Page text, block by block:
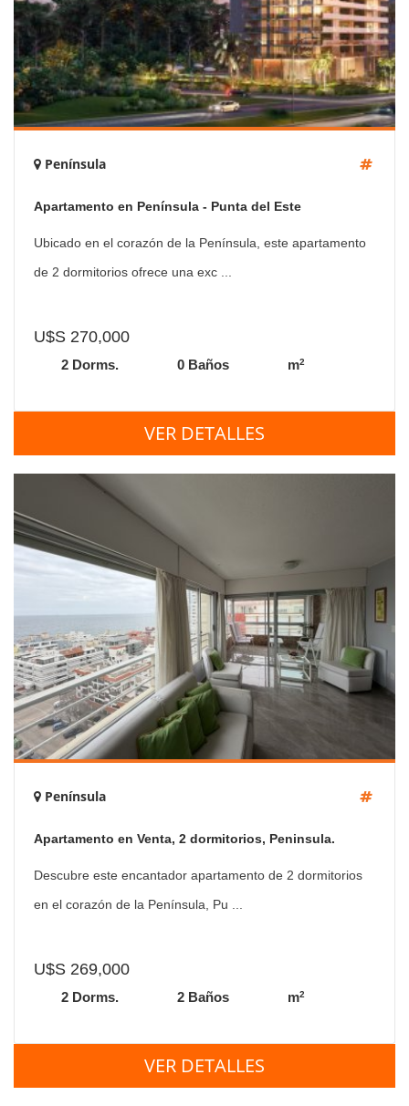
Península
Apartamento en Península - Punta del Este
Ubicado en el corazón de la Península, este apartamento
de 2 dormitorios ofrece una exc ...
U$S 270,000
2 Dorms. 0 Baños m2
VER DETALLES
Península
Apartamento en Venta, 2 dormitorios, Peninsula.
Descubre este encantador apartamento de 2 dormitorios
en el corazón de la Península, Pu ...
U$S 269,000
2 Dorms. 2 Baños m2
VER DETALLES